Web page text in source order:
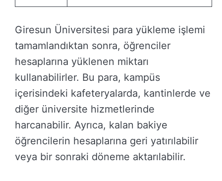
Giresun Üniversitesi para yükleme işlemi
tamamlandıktan sonra, öğrenciler
hesaplarına yüklenen miktarı
kullanabilirler. Bu para, kampüs
içerisindeki kafeteryalarda, kantinlerde ve
diğer üniversite hizmetlerinde
harcanabilir. Ayrıca, kalan bakiye
öğrencilerin hesaplarına geri yatırılabilir
veya bir sonraki döneme aktarılabilir.